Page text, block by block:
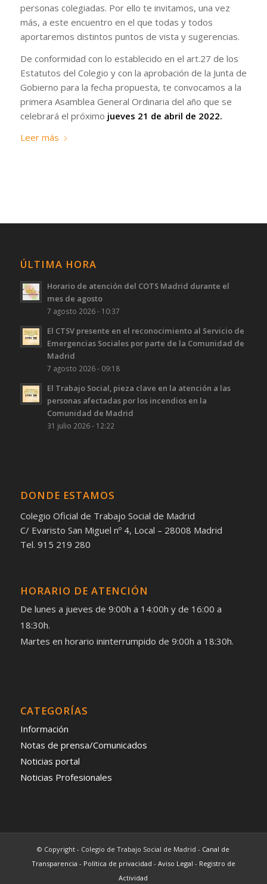
personas colegiadas. Por ello te invitamos, una vez
más, a este encuentro en el que todas y todos
aportaremos distintos puntos de vista y sugerencias.
De conformidad con lo establecido en el art.27 de los
Estatutos del Colegio y con la aprobación de la Junta de
Gobierno para la fecha propuesta, te convocamos a la
primera Asamblea General Ordinaria del año que se
celebrará el próximo jueves 21 de abril de 2022.
Leer más
ÚLTIMA HORA
Horario de atención del COTS Madrid durante el
mes de agosto
7 agosto 2026 - 10:37
El CTSV presente en el reconocimiento al Servicio de
Emergencias Sociales por parte de la Comunidad de
Madrid
7 agosto 2026 - 09:18
El Trabajo Social, pieza clave en la atención a las
personas afectadas por los incendios en la
Comunidad de Madrid
31 julio 2026 - 12:22
DONDE ESTAMOS
Colegio Oficial de Trabajo Social de Madrid
C/ Evaristo San Miguel nº 4, Local – 28008 Madrid
Tel. 915 219 280
HORARIO DE ATENCIÓN
De lunes a jueves de 9:00h a 14:00h y de 16:00 a
18:30h.
Martes en horario ininterrumpido de 9:00h a 18:30h.
CATEGORÍAS
Información
Notas de prensa/Comunicados
Noticias portal
Noticias Profesionales
© Copyright - Colegio de Trabajo Social de Madrid - Canal de
Transparencia - Política de privacidad - Aviso Legal - Registro de
Actividad